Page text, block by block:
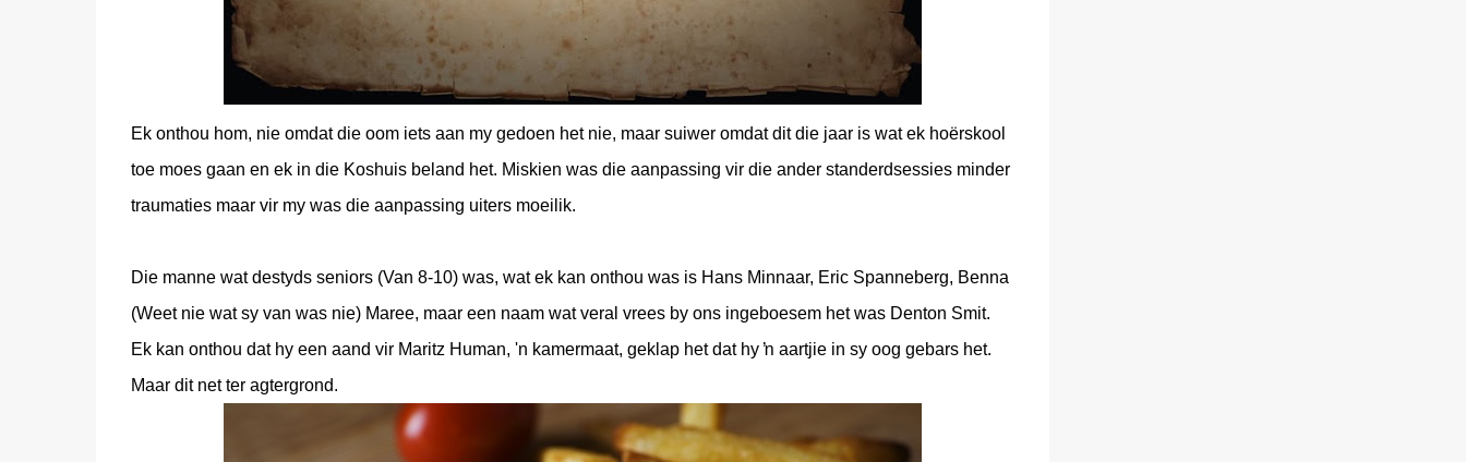
Ek onthou hom, nie omdat die oom iets aan my gedoen het nie, maar suiwer omdat dit die jaar is wat ek hoërskool
toe moes gaan en ek in die Koshuis beland het. Miskien was die aanpassing vir die ander standerdsessies minder
traumaties maar vir my was die aanpassing uiters moeilik.
Die manne wat destyds seniors (Van 8-10) was, wat ek kan onthou was is Hans Minnaar, Eric Spanneberg, Benna
(Weet nie wat sy van was nie) Maree, maar een naam wat veral vrees by ons ingeboesem het was Denton Smit.
Ek kan onthou dat hy een aand vir Maritz Human, 'n kamermaat, geklap het dat hy ŉ aartjie in sy oog gebars het.
Maar dit net ter agtergrond.